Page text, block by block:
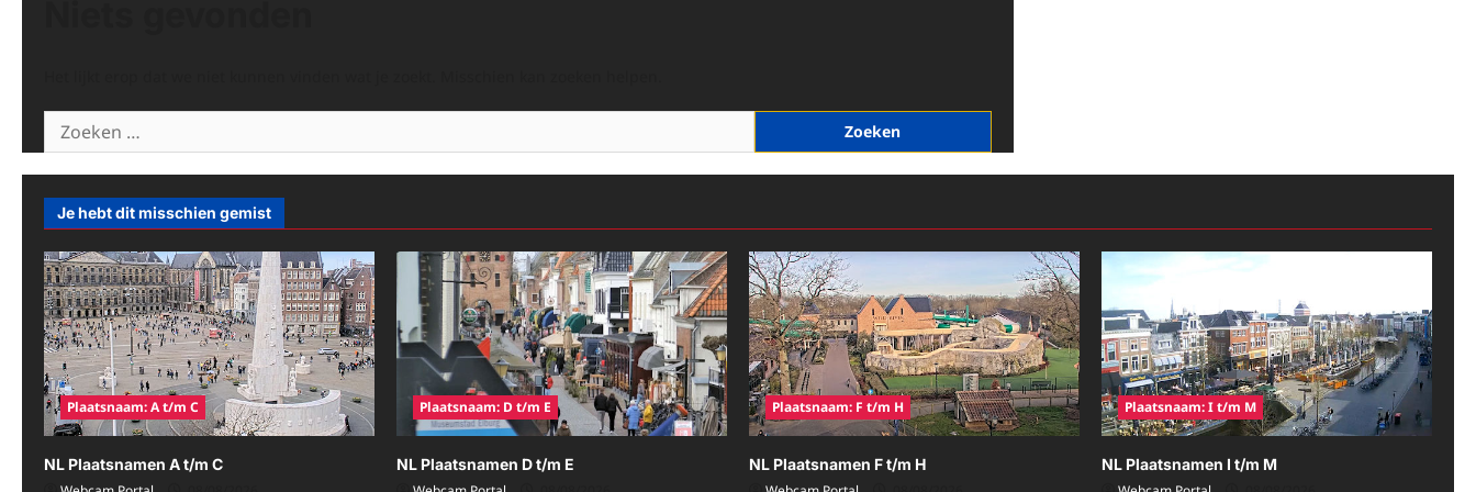
Zoeken
naar:
Je hebt dit misschien gemist
Plaatsnaam: A t/m C
NL Plaatsnamen A t/m C
Plaatsnaam: D t/m E
NL Plaatsnamen D t/m E
Plaatsnaam: F t/m H
NL Plaatsnamen F t/m H
Plaatsnaam: I t/m M
NL Plaatsnamen I t/m M